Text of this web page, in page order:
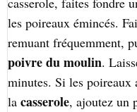
les poireaux émincés.
remuant fréquemment,
poivre du moulin.
minutes. Si les poireaux
lacasserole, ajoutez un